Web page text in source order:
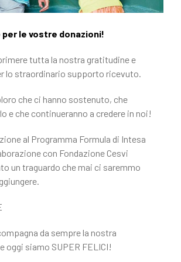
per le vostre donazioni!
tutta la nostra gratitudine e
lo straordinario supporto ricevuto.
che ci hanno sostenuto, che
e che continueranno a credere in noi!
al Programma Formula di Intesa
con Fondazione Cesvi
un traguardo che mai ci saremmo
da sempre la nostra
siamo SUPER FELICI!